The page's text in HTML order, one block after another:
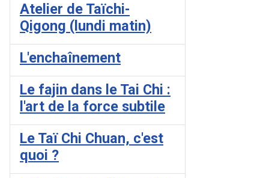
Atelier de Taïchi-
Qigong (lundi matin)
L'enchaînement
Le fajin dans le Tai Chi :
l'art de la force subtile
Le Taï Chi Chuan, c'est
quoi ?